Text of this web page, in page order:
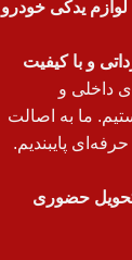
یدکی خودرو
و با کیفیت
داخلی و
ما به اصالت
پایبندیم.
حضوری